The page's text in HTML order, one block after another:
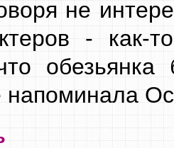
не
- как-